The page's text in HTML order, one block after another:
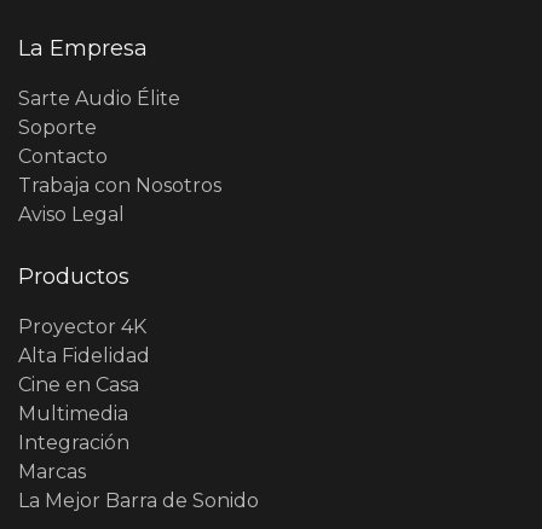
La Empresa
Sarte Audio Élite
Soporte
Contacto
Trabaja con Nosotros
Aviso Legal
Productos
Proyector 4K
Alta Fidelidad
Cine en Casa
Multimedia
Integración
Marcas
La Mejor Barra de Sonido